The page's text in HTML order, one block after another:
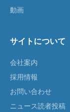
動画
サイトについて
会社案内
採用情報
お問い合わせ
ニュース読者投稿